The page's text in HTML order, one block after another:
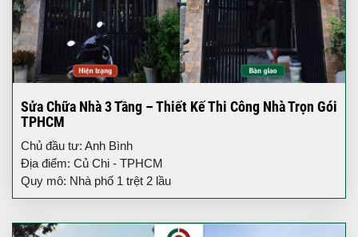
Sửa Chữa Nhà 3 Tầng – Thiết Kế Thi Công Nhà Trọn Gói
TPHCM
Chủ đầu tư: Anh Bình
Địa điểm: Củ Chi - TPHCM
Quy mô: Nhà phố 1 trệt 2 lầu